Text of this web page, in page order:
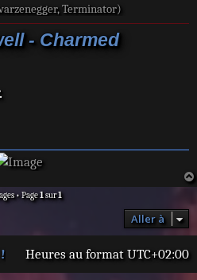
Terminator)
- Charmed
• Page1sur1
Aller à
Heures au format UTC+02:00